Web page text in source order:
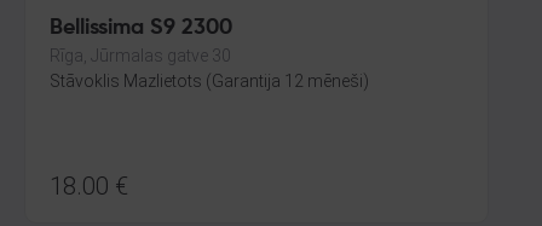
Bellissima S9 2300
Rīga, Jūrmalas gatve 30
Stāvoklis Mazlietots (Garantija 12 mēneši)
18.00 €